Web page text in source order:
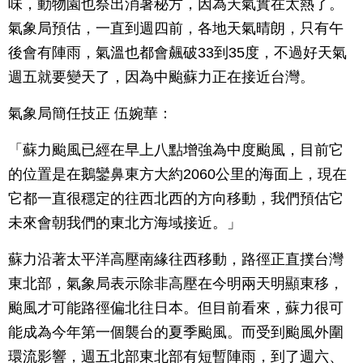
味，動物園也祭出消暑秘方，因為天氣實在太熱了。
氣象局預估，一直到週四前，各地天氣晴朗，只有午
後會有陣雨，氣溫也都會飆破33到35度，不過好天氣
週五就要變天了，因為中颱蘇力正在接近台灣。
氣象局簡任技正 伍婉華：
「蘇力颱風已經在早上八點增強為中度颱風，目前它
的位置是在鵝鑾鼻東方大約2060公里的海面上，現在
它都一直很穩定的往西北西的方向移動，我們預估它
未來會朝我們的東北方海域接近。」
蘇力沿著太平洋高壓南緣往西移動，路徑正直撲台灣
東北部，氣象局表示除非高壓在今明兩天明顯東移，
颱風才可能路徑偏北往日本。但目前看來，蘇力很可
能成為今年第一個襲台的夏季颱風。而受到颱風外圍
環流影響，週五北部東北部有短暫陣雨，到了週六、